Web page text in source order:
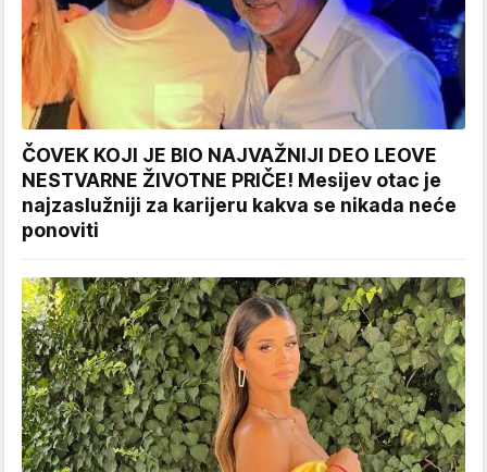
ČOVEK KOJI JE BIO NAJVAŽNIJI DEO LEOVE
NESTVARNE ŽIVOTNE PRIČE! Mesijev otac je
najzaslužniji za karijeru kakva se nikada neće
ponoviti